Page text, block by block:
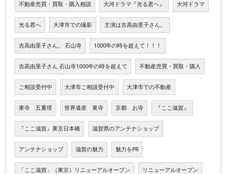
不動産売買・買取・購入相談 大河ドラマ『光る君へ』 大河ドラマ
光る君へ 大津市での撮影 主演は吉高由里子さん。
吉高由里子さん。 石山寺 1000年の時を超えて！！！
吉高由里子さん 石山寺1000年の時を超えて 不動産売買・買取・購入
ご相談受付中 大津市ご相談受付中 大津市での不動産
東寺 五重塔 世界遺産 東寺 京都 お寺 『ここ滋賀』
『ここ滋賀』東京日本橋 滋賀県のアンテナショップ
アンテナショップ 滋賀の魅力 魅力をPR
「ここ滋賀」（東京）リニューアルオープン リニューアルオープン